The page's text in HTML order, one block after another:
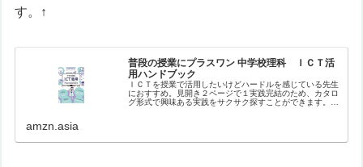
す。↑
普段の授業にプラスワン 中学校理科 ＩＣＴ活
用ハンドブック
ＩＣＴを授業で活用したいけどハードルを感じている先生
におすすめ。見開き２ページで１実践完結のため、カタロ
グ形式で興味ある実践をサクサク探すことができます。バ
amzn.asia